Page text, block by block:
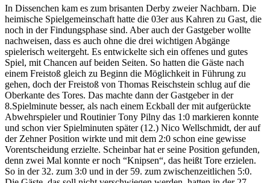
In Dissenchen kam es zum brisanten Derby zweier Nachbarn. Die
heimische Spielgemeinschaft hatte die 03er aus Kahren zu Gast, die
noch in der Findungsphase sind. Aber auch der Gastgeber wollte
nachweisen, dass es auch ohne die drei wichtigen Abgänge
spielerisch weitergeht. Es entwickelte sich ein offenes und gutes
Spiel, mit Chancen auf beiden Seiten. So hatten die Gäste nach
einem Freistoß gleich zu Beginn die Möglichkeit in Führung zu
gehen, doch der Freistoß von Thomas Reischstein schlug auf die
Oberkante des Tores. Das machte dann der Gastgeber in der
8.Spielminute besser, als nach einem Eckball der mit aufgerückte
Abwehrspieler und Routinier Tony Pilny das 1:0 markieren konnte
und schon vier Spielminuten später (12.) Nico Wellschmidt, der auf
der Zehner Position wirkte und mit dem 2:0 schon eine gewisse
Vorentscheidung erzielte. Scheinbar hat er seine Position gefunden,
denn zwei Mal konnte er noch “Knipsen“, das heißt Tore erzielen.
So in der 32. zum 3:0 und in der 59. zum zwischenzeitlichen 5:0.